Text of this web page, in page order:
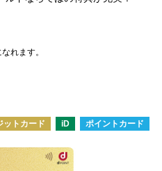
れます。
ットカード iD ポイントカード